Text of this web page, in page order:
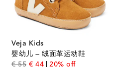
Veja Kids
婴幼儿 — 绒面革运动鞋
€ 55original price
€ 44discount price
20% off